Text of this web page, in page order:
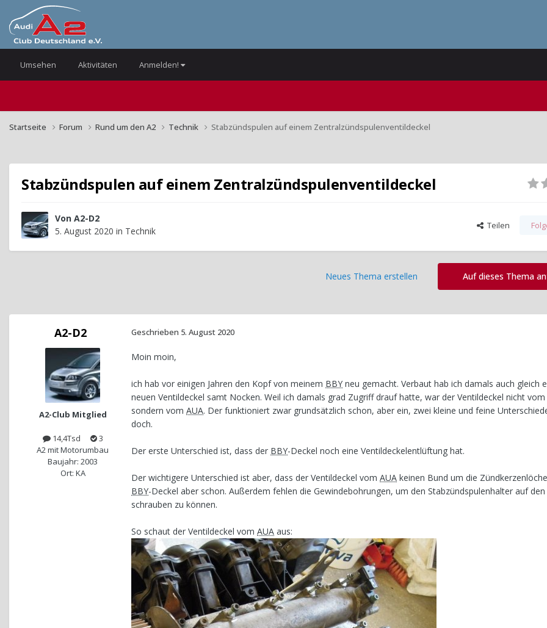
Umsehen Aktivitäten Anmelden!
Startseite Forum Rund um den A2 Technik Stabzündspulen auf einem Zentralzündspulenventildeckel
Stabzündspulen auf einem Zentralzündspulenventildeckel
Von A2-D2
5. August 2020 in Technik Teilen
Auf dieses Thema
Neues Thema erstellen
A2-D2
A2-Club Mitglied
14,4Tsd
3
A2 mit Motorumbau
Baujahr: 2003
Ort: KA
Geschrieben 5. August 2020
Moin moin,
ich hab vor einigen Jahren den Kopf von meinem BBY neu gemacht. Verbaut hab ich damals auch gleich
neuen Ventildeckel samt Nocken. Weil ich damals grad Zugriff drauf hatte, war der Ventildeckel nicht vom
sondern vom AUA. Der funktioniert zwar grundsätzlich schon, aber ein, zwei kleine und feine
doch.
Der erste Unterschied ist, dass der BBY-Deckel noch eine Ventildeckelentlüftung hat.
Der wichtigere Unterschied ist aber, dass der Ventildeckel vom AUA keinen Bund um die
BBY-Deckel aber schon. Außerdem fehlen die Gewindebohrungen, um den Stabzündspulenhalter auf den
schrauben zu können.
So schaut der Ventildeckel vom AUA aus: